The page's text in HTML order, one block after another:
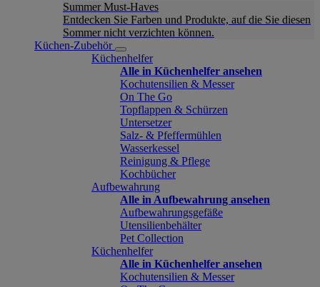
Summer Must-Haves
Entdecken Sie Farben und Produkte, auf die Sie diesen
Sommer nicht verzichten können.
Küchen-Zubehör
Küchenhelfer
Alle in Küchenhelfer ansehen
Kochutensilien & Messer
On The Go
Topflappen & Schürzen
Untersetzer
Salz- & Pfeffermühlen
Wasserkessel
Reinigung & Pflege
Kochbücher
Aufbewahrung
Alle in Aufbewahrung ansehen
Aufbewahrungsgefäße
Utensilienbehälter
Pet Collection
Küchenhelfer
Alle in Küchenhelfer ansehen
Kochutensilien & Messer